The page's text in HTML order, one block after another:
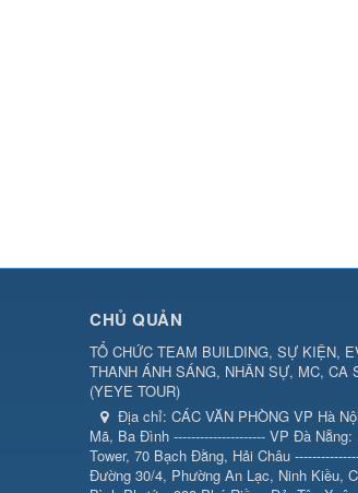
CHỦ QUẢN
TỔ CHỨC TEAM BUILDING, SỰ KIỆN,
THANH ÁNH SÁNG, NHÂN SỰ, MC,
(YEYE TOUR)
Địa chỉ: CÁC VĂN PHÒNG VP Hà
Mã, Ba Đình --------------------- VP Đà
Tower, 70 Bạch Đằng, Hải Châu
Đường 30/4, Phường An Lạc, Ninh Kiều,